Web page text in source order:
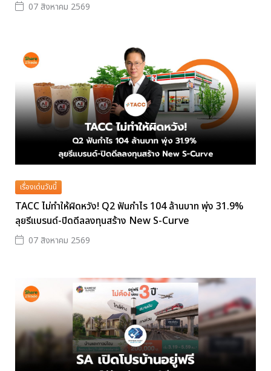
07 สิงหาคม 2569
เรื่องเด่นวันนี้
TACC ไม่ทำให้ผิดหวัง! Q2 ฟันกำไร 104 ล้านบาท พุ่ง 31.9%
ลุยรีแบรนด์-ปิดดีลลงทุนสร้าง New S-Curve
07 สิงหาคม 2569